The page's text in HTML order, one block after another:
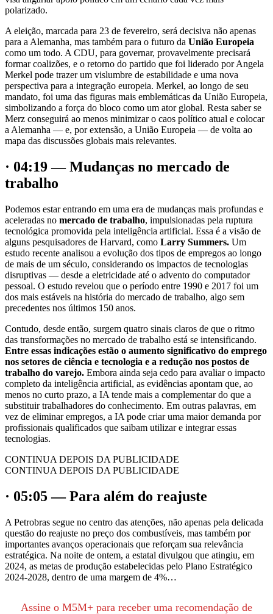
polarizado.
A eleição, marcada para 23 de fevereiro, será decisiva não apenas
para a Alemanha, mas também para o futuro da União Europeia
como um todo. A CDU, para governar, provavelmente precisará
formar coalizões, e o retorno do partido que foi liderado por Angela
Merkel pode trazer um vislumbre de estabilidade e uma nova
perspectiva para a integração europeia. Merkel, ao longo de seu
mandato, foi uma das figuras mais emblemáticas da União Europeia,
simbolizando a força do bloco como um ator global. Resta saber se
Merz conseguirá ao menos minimizar o caos político atual e colocar
a Alemanha — e, por extensão, a União Europeia — de volta ao
mapa das discussões globais mais relevantes.
· 04:19 — Mudanças no mercado de
trabalho
Podemos estar entrando em uma era de mudanças mais profundas e
aceleradas no mercado de trabalho, impulsionadas pela ruptura
tecnológica promovida pela inteligência artificial. Essa é a visão de
alguns pesquisadores de Harvard, como Larry Summers. Um
estudo recente analisou a evolução dos tipos de empregos ao longo
de mais de um século, considerando os impactos de tecnologias
disruptivas — desde a eletricidade até o advento do computador
pessoal. O estudo revelou que o período entre 1990 e 2017 foi um
dos mais estáveis na história do mercado de trabalho, algo sem
precedentes nos últimos 150 anos.
Contudo, desde então, surgem quatro sinais claros de que o ritmo
das transformações no mercado de trabalho está se intensificando.
Entre essas indicações estão o aumento significativo do emprego
nos setores de ciência e tecnologia e a redução nos postos de
trabalho do varejo. Embora ainda seja cedo para avaliar o impacto
completo da inteligência artificial, as evidências apontam que, ao
menos no curto prazo, a IA tende mais a complementar do que a
substituir trabalhadores do conhecimento. Em outras palavras, em
vez de eliminar empregos, a IA pode criar uma maior demanda por
profissionais qualificados que saibam utilizar e integrar essas
tecnologias.
CONTINUA DEPOIS DA PUBLICIDADE
CONTINUA DEPOIS DA PUBLICIDADE
· 05:05 — Para além do reajuste
A Petrobras segue no centro das atenções, não apenas pela delicada
questão do reajuste no preço dos combustíveis, mas também por
importantes avanços operacionais que reforçam sua relevância
estratégica. Na noite de ontem, a estatal divulgou que atingiu, em
2024, as metas de produção estabelecidas pelo Plano Estratégico
2024-2028, dentro de uma margem de 4%…
Assine o M5M+ para receber uma recomendação de